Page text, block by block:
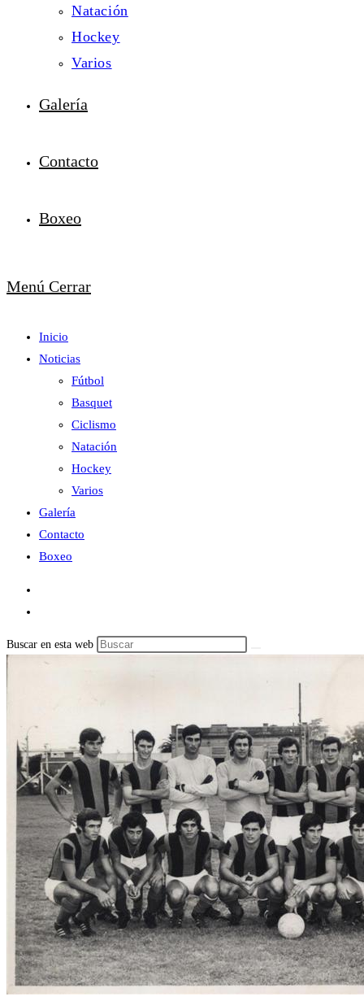
Natación
Hockey
Varios
Galería
Contacto
Boxeo
Menú Cerrar
Inicio
Noticias
Fútbol
Basquet
Ciclismo
Natación
Hockey
Varios
Galería
Contacto
Boxeo
Buscar en esta web